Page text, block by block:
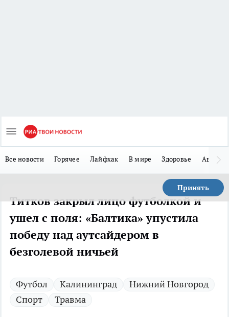
Все новости Горячее Лайфхак В мире Здоровье Авто
Принять
Титков закрыл лицо футболкой и
ушел с поля: «Балтика» упустила
победу над аутсайдером в
безголевой ничьей
Футбол Калининград
Нижний Новгород
Спорт
Травма